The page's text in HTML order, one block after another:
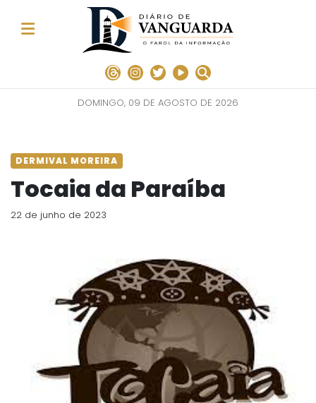
DOMINGO, 09 DE AGOSTO DE 2026
DERMIVAL MOREIRA
Tocaia da Paraíba
22 de junho de 2023